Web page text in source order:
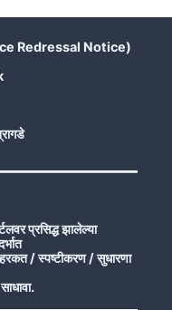
Redressal Notice)
प्रसिद्ध झालेल्या
/ स्पष्टीकरण / सुधारणा